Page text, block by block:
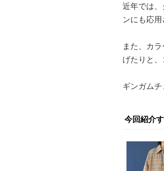
近年では
ンにも応用
また、カ
げたりと、
ギンガム
今回紹介